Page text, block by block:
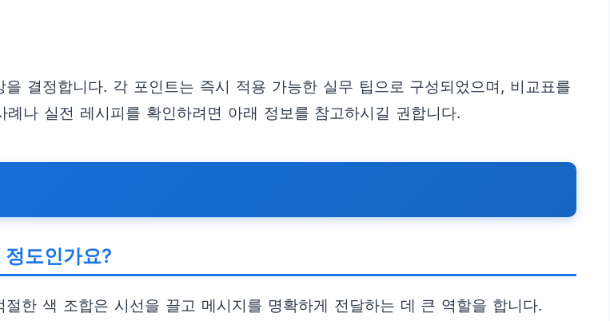
결정합니다. 각 포인트는 즉시 적용 가능한 실무 팁으로 구성되었으며, 비교표를
나 실전 레시피를 확인하려면 아래 정보를 참고하시길 권합니다.
도인가요?
한 색 조합은 시선을 끌고 메시지를 명확하게 전달하는 데 큰 역할을 합니다.